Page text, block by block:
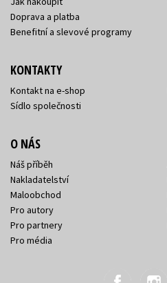
Doprava a platba
Benefitní a slevové programy
KONTAKTY
Kontakt na e-shop
Sídlo společnosti
O NÁS
Náš příběh
Nakladatelství
Maloobchod
Pro autory
Pro partnery
Pro média